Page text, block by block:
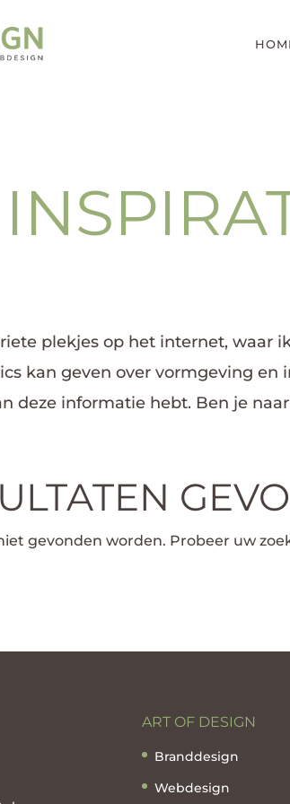
plekjes op het internet, waar
kan geven over vormgeving
deze informatie hebt. Ben je
gevonden worden. Probeer uw
ART OF DESIGN
Branddesign
Webdesign